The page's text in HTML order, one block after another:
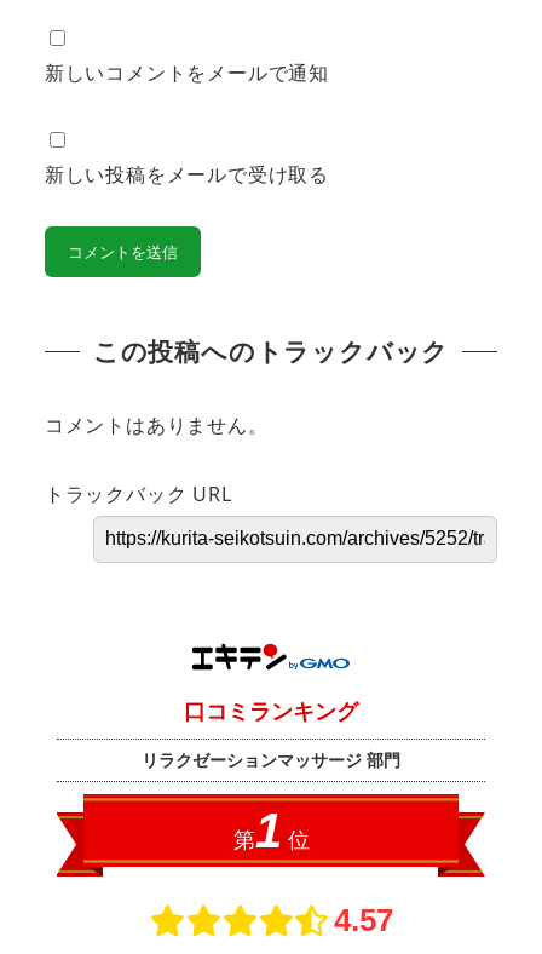
新しいコメントをメールで通知
新しい投稿をメールで受け取る
この投稿へのトラックバック
コメントはありません。
トラックバック URL